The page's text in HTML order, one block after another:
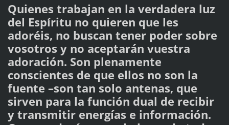
Quienes trabajan en la verdadera luz
del Espíritu no quieren que les
adoréis, no buscan tener poder sobre
vosotros y no aceptarán vuestra
adoración. Son plenamente
conscientes de que ellos no son la
fuente –son tan solo antenas, que
sirven para la función dual de recibir
y transmitir energías e información.